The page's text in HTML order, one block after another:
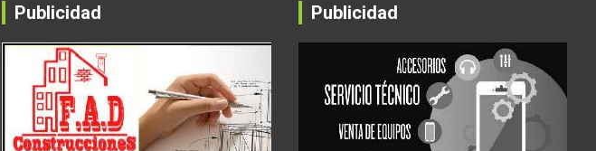
Publicidad Publicidad